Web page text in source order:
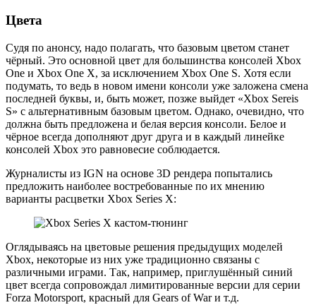
Цвета
Судя по анонсу, надо полагать, что базовым цветом станет
чёрный. Это основной цвет для большинства консолей Xbox
One и Xbox One X, за исключением Xbox One S. Хотя если
подумать, то ведь в новом имени консоли уже заложена смена
последней буквы, и, быть может, позже выйдет «Xbox Sereis
S» с альтернативным базовым цветом. Однако, очевидно, что
должна быть предложена и белая версия консоли. Белое и
чёрное всегда дополняют друг друга и в каждый линейке
консолей Xbox это равновесие соблюдается.
Журналисты из IGN на основе 3D рендера попытались
предложить наиболее востребованные по их мнению
варианты расцветки Xbox Series X:
Оглядываясь на цветовые решения предыдущих моделей
Xbox, некоторые из них уже традиционно связаны с
различными играми. Так, например, приглушённый синий
цвет всегда сопровождал лимитированные версии для серии
Forza Motorsport, красный для Gears of War и т.д.